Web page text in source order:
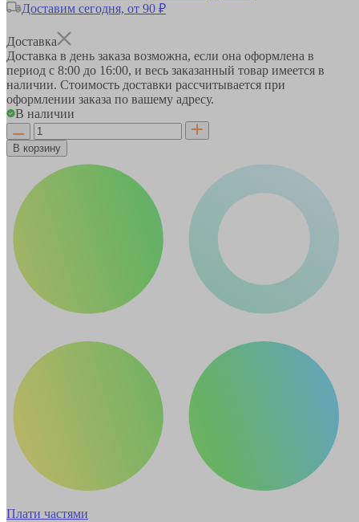
Доставим сегодня, от 90 ₽
Доставка
Доставка в день заказа возможна, если она оформлена в
период с 8:00 до 16:00, и весь заказанный товар имеется в
наличии. Стоимость доставки рассчитывается при
оформлении заказа по вашему адресу.
В наличии
В корзину
Плати частями